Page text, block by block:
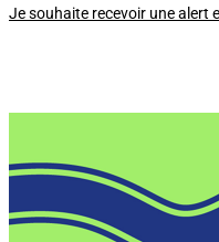
Je souhaite recevoir une alert